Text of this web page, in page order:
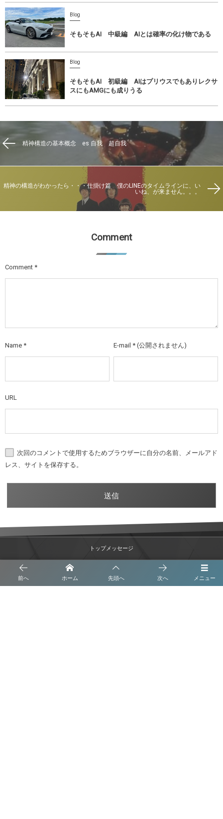
Blog
そもそもAI 中級編 AIとは確率の化け物である
Blog
そもそもAI 初級編 AIはプリウスでもありレクサ
スにもAMGにも成りうる
精神構造の基本概念 es 自我 超自我
精神の構造がわかったら・・・仕掛け篇 僕のLINEのタイムラインに、い
いね、が来ません。。。
Comment
Comment *
Name * E-mail * (公開されません)
URL
次回のコメントで使用するためブラウザーに自分の名前、メールアド
レス、サイトを保存する。
メニュー
前へ ホーム 先頭へ 次へ
トップメッセージ
沿革